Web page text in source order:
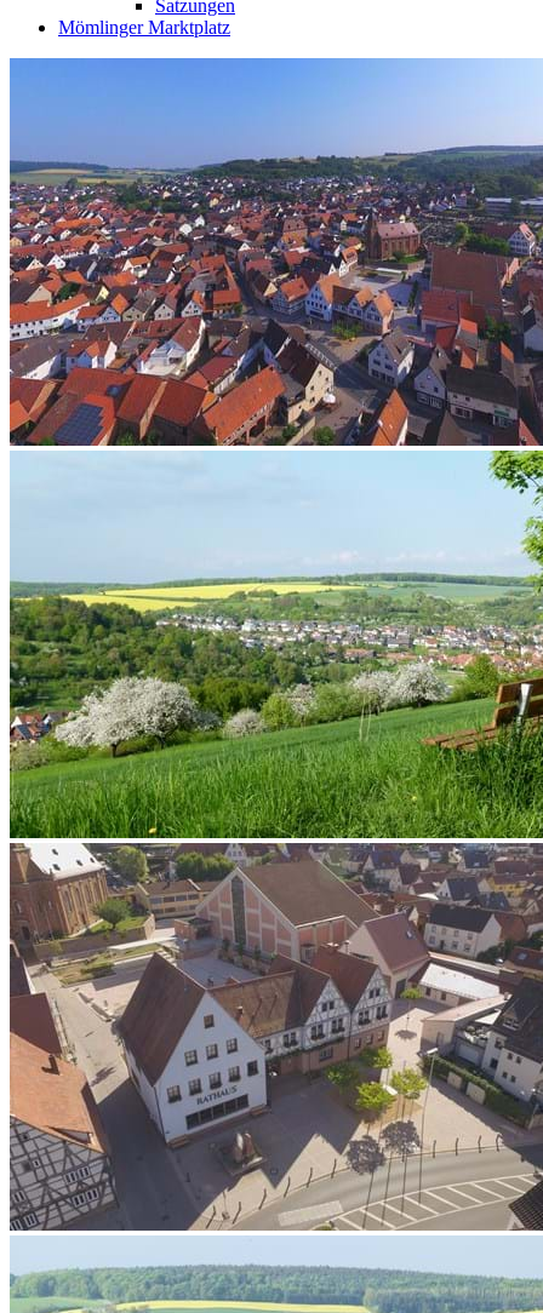
Satzungen
Mömlinger Marktplatz